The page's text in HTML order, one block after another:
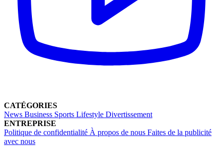
CATÉGORIES
News Business Sports Lifestyle Divertissement
ENTREPRISE
Politique de confidentialité À propos de nous Faites de la publicité
avec nous